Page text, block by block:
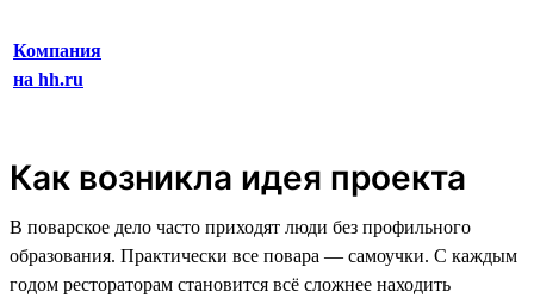
Компания
на hh.ru
Как возникла идея проекта
В поварское дело часто приходят люди без профильного
образования. Практически все повара — самоучки. С каждым
годом рестораторам становится всё сложнее находить